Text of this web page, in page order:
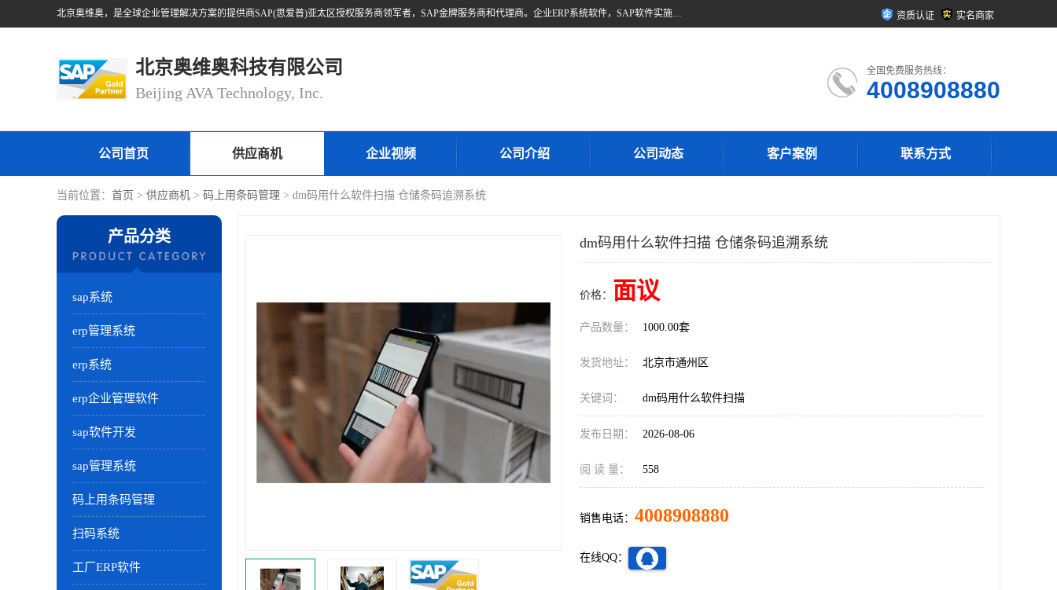
北京奥维奥，是全球企业管理解决方案的提供商SAP(思爱普)亚太区授权服务商领军者，SAP金牌服务商和代理商。企业ERP系统软件，SAP软件实施，17年来服务客户1500多家。提供SAP Business One，SAP Business ByDesign，SAP S/4HANA Cloud，SAP Analytics Cloud （分析云）等产品与解决方案。咨询专线：400-890-8880 资质认证 实名商家
北京奥维奥科技有限公司
Beijing AVA Technology, Inc.
全国免费服务热线：
4008908880
公司首页 供应商机 企业视频 公司介绍 公司动态 客户案例 联系方式
当前位置： 首页 > 供应商机 > 码上用条码管理 > dm码用什么软件扫描 仓储条码追溯系统
产品分类
sap系统
erp管理系统
erp系统
erp企业管理软件
sap软件开发
sap管理系统
码上用条码管理
扫码系统
工厂ERP软件
dm码用什么软件扫描 仓储条码追溯系统
价格： 面议
产品数量： 1000.00套
发货地址： 北京市通州区
关键词： dm码用什么软件扫描
发布日期： 2026-08-06
阅 读 量： 558
销售电话： 4008908880
在线QQ：